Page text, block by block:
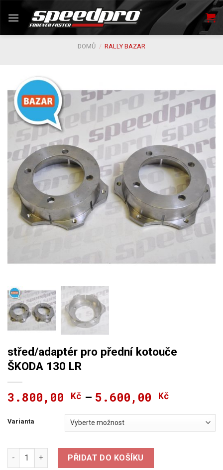
DOMŮ / RALLY BAZAR
střed/adaptér pro přední kotouče
ŠKODA 130 LR
3.800,00 Kč – 5.600,00 Kč
3.800,00
až
Varianta
střed/adaptér pro přední kotouče ŠKODA 130 LR množství
PŘIDAT DO KOŠÍKU